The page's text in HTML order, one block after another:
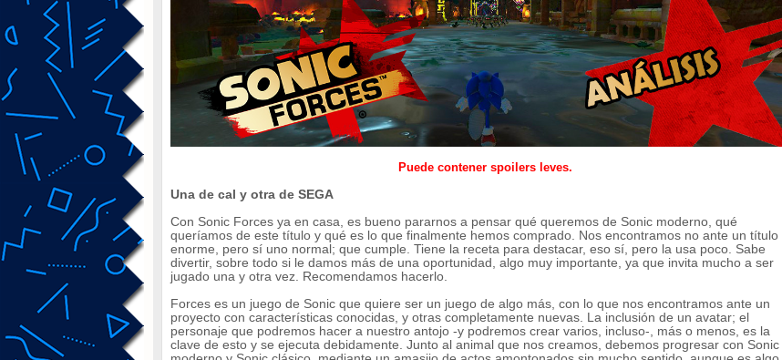
Puede contener spoilers leves.
Una de cal y otra de SEGA
Con Sonic Forces ya en casa, es bueno pararnos a pensar qué queremos de Sonic moderno, qué
queríamos de este título y qué es lo que finalmente hemos comprado. Nos encontramos no ante un título
enorme, pero sí uno normal; que cumple. Tiene la receta para destacar, eso sí, pero la usa poco. Sabe
divertir, sobre todo si le damos más de una oportunidad, algo muy importante, ya que invita mucho a ser
jugado una y otra vez. Recomendamos hacerlo.
Forces es un juego de Sonic que quiere ser un juego de algo más, con lo que nos encontramos ante un
proyecto con características conocidas, y otras completamente nuevas. La inclusión de un avatar; el
personaje que podremos hacer a nuestro antojo -y podremos crear varios, incluso-, más o menos, es la
clave de esto y se ejecuta debidamente. Junto al animal que nos creamos, debemos progresar con Sonic